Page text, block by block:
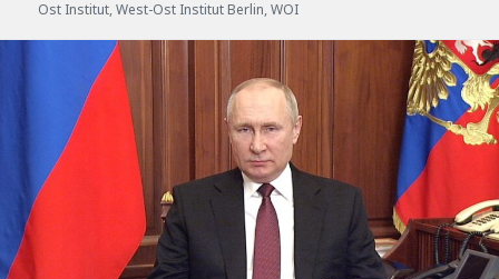
Ost Institut,West-Ost Institut Berlin,WOI